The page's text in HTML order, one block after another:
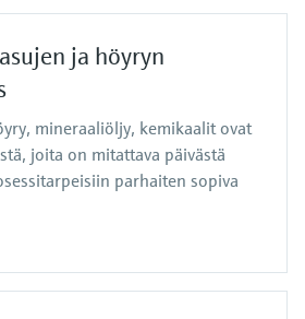
ja höyryn
mineraaliöljy, kemikaalit ovat
joita on mitattava päivästä
parhaiten sopiva